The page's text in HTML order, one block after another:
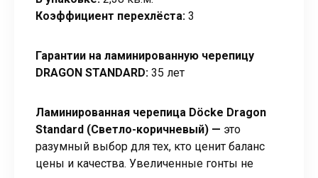
Коэффициент перехлёста: 3
Гарантии на ламинированную черепицу
DRAGON STANDARD: 35 лет
Ламинированная черепица Döcke Dragon
Standard (Светло-коричневый) — это
разумный выбор для тех, кто ценит баланс
цены и качества. Увеличенные гонты не